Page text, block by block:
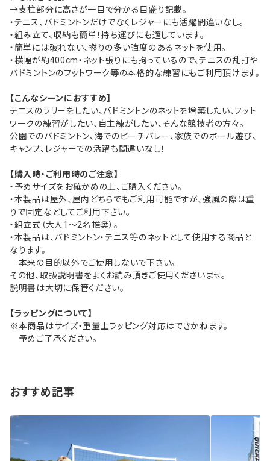
→支柱部分に高さが一目で分かる目盛り記載。
・テニス、バドミントンだけでなくレジャーにも活躍間違いなし。
・組み立て、収納も簡単！持ち運びにも適しています。
・簡単には破れない、撚りの多い強度のあるネットを使用。
・横幅が約400cm・ネット張りにも拘っているので、テニスの乱打や
バドミントンのフットワーク等の本格的な練習にもご利用頂けます。
【こんなシーンにおすすめ】
テニスのラリーをしたい、バドミントンのネットを増築したい、フット
ワークの練習がしたい、自主練がしたい、そんな競技者の方々。
公園でのバドミントン、海でのビーチバレー、家族でのボール遊び、
キャンプ、レジャーでの活躍も間違いなし！
【購入時・ご利用時のご注意】
・予めサイズをお確かめの上、ご購入ください。
・本製品は屋外、屋内どちらでもご利用可能ですが、強風の際は重
りで固定などしてご利用下さい。
・組立式（大人1～2名推奨）。
・本製品は、バドミントン・テニス等のネットとして使用する商品と
なります。
本来の目的以外でご使用しないで下さい。
その他、取扱説明書をよくお読み頂きご使用くださいませ。
説明書は大切に保管ください。
【ラッピングについて】
※本商品はサイズ・重量上ラッピング対応はできかねます。
予めご了承ください。
おすすめ記事